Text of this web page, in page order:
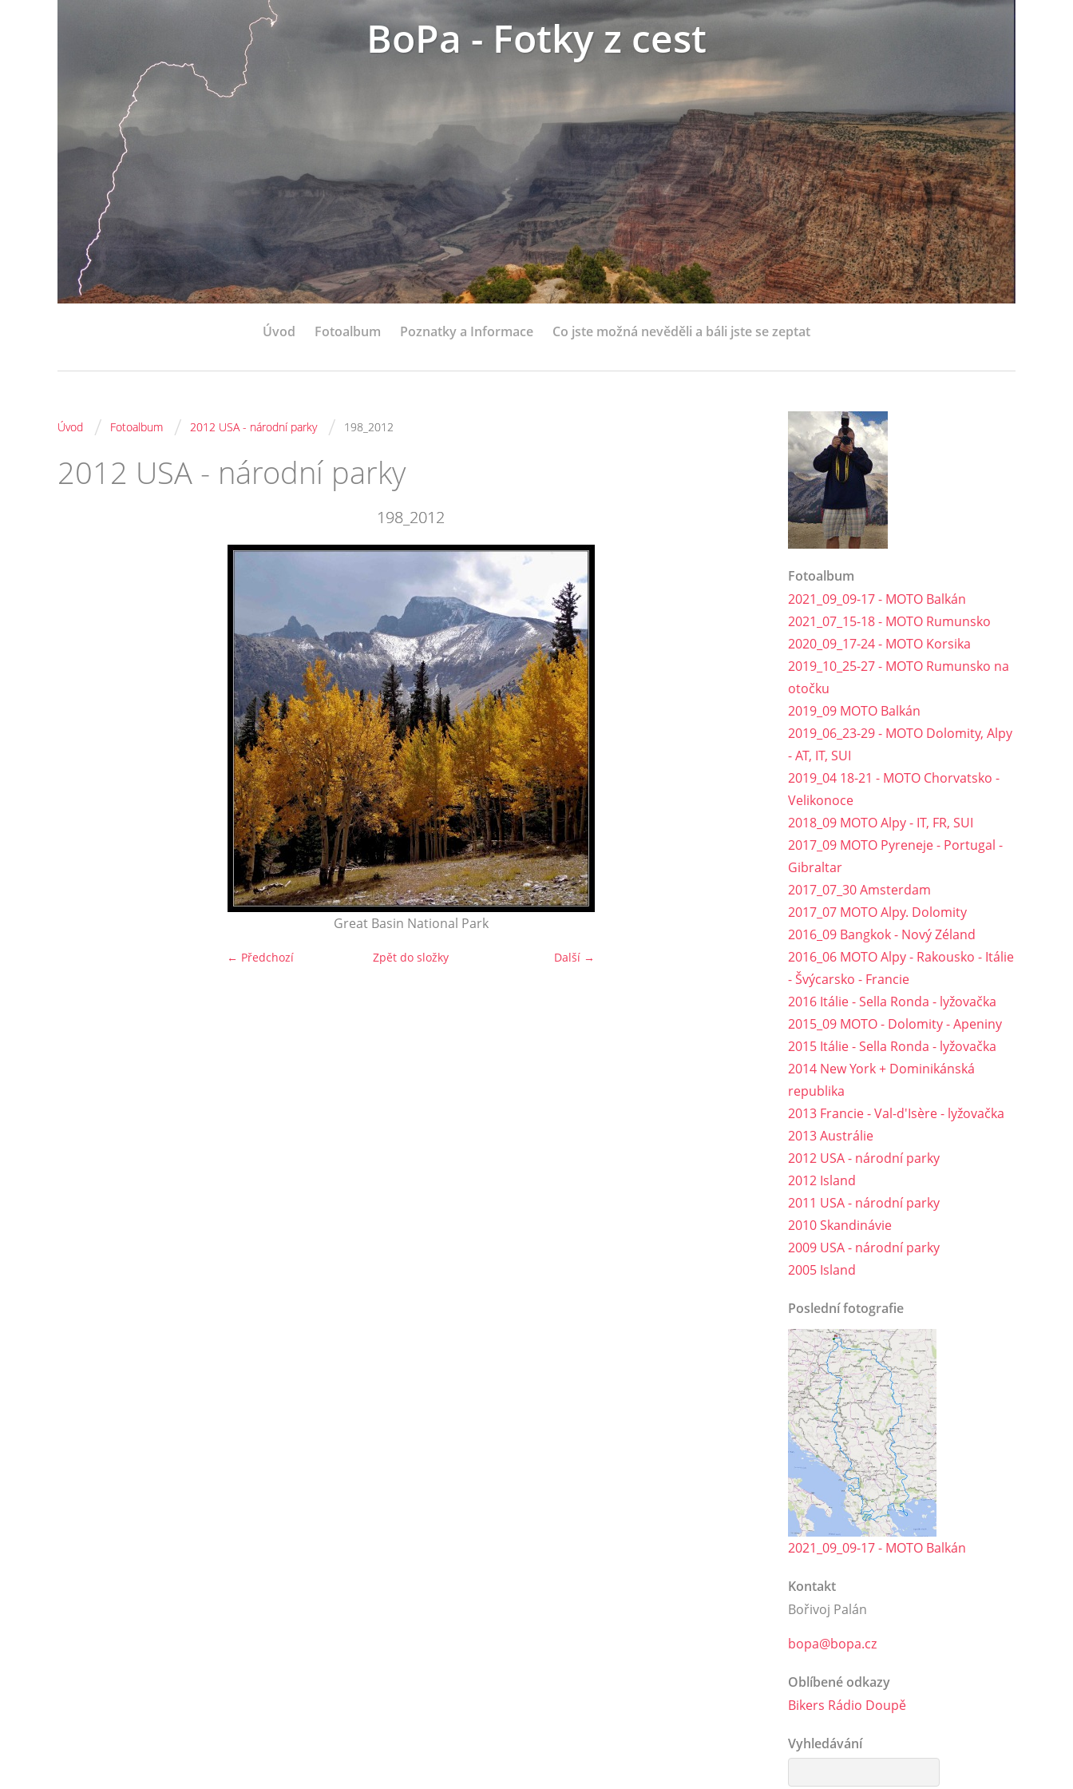
BoPa - Fotky z cest
Úvod Fotoalbum Poznatky a Informace Co jste možná nevěděli a báli jste se zeptat
Úvod / Fotoalbum / 2012 USA - národní parky / 198_2012
2012 USA - národní parky
198_2012
Great Basin National Park
← Předchozí Další →
Zpět do složky
Fotoalbum
2021_09_09-17 - MOTO Balkán
2021_07_15-18 - MOTO Rumunsko
2020_09_17-24 - MOTO Korsika
2019_10_25-27 - MOTO Rumunsko na
otočku
2019_09 MOTO Balkán
2019_06_23-29 - MOTO Dolomity, Alpy
- AT, IT, SUI
2019_04 18-21 - MOTO Chorvatsko -
Velikonoce
2018_09 MOTO Alpy - IT, FR, SUI
2017_09 MOTO Pyreneje - Portugal -
Gibraltar
2017_07_30 Amsterdam
2017_07 MOTO Alpy. Dolomity
2016_09 Bangkok - Nový Zéland
2016_06 MOTO Alpy - Rakousko - Itálie
- Švýcarsko - Francie
2016 Itálie - Sella Ronda - lyžovačka
2015_09 MOTO - Dolomity - Apeniny
2015 Itálie - Sella Ronda - lyžovačka
2014 New York + Dominikánská
republika
2013 Francie - Val-d'Isère - lyžovačka
2013 Austrálie
2012 USA - národní parky
2012 Island
2011 USA - národní parky
2010 Skandinávie
2009 USA - národní parky
2005 Island
Poslední fotografie
2021_09_09-17 - MOTO Balkán
Kontakt
Bořivoj Palán
bopa@bopa.cz
Oblíbené odkazy
Bikers Rádio Doupě
Vyhledávání